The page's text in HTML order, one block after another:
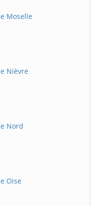
Moselle
Nièvre
Nord
Oise